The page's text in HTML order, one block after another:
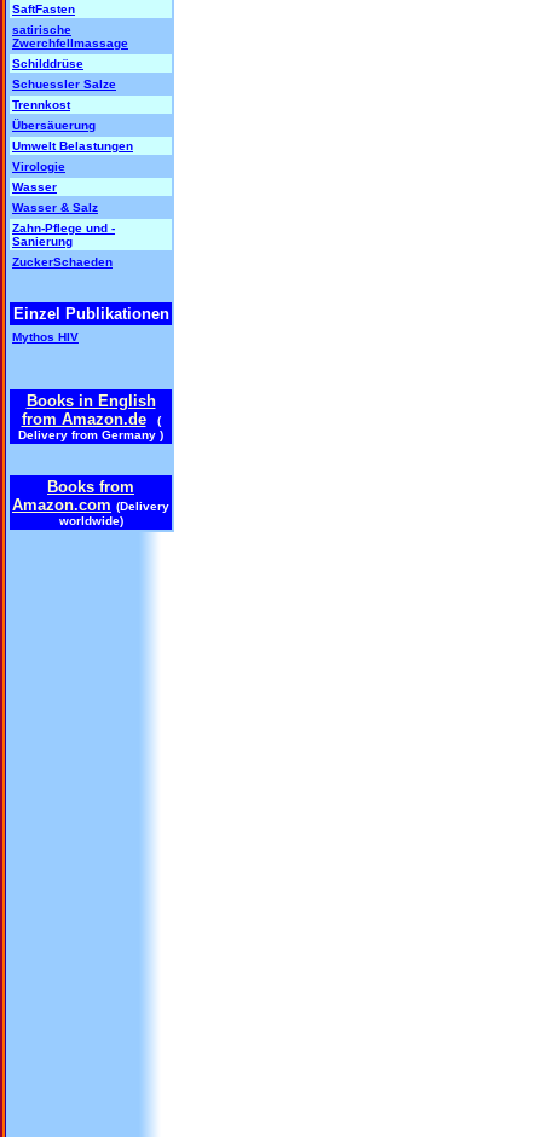
SaftFasten
satirische
Zwerchfellmassage
Schilddrüse
Schuessler Salze
Trennkost
Übersäuerung
Umwelt Belastungen
Virologie
Wasser
Wasser & Salz
Zahn-Pflege und -
Sanierung
ZuckerSchaeden
Einzel Publikationen
Mythos HIV
Books in English
from Amazon.de(
Delivery from Germany )
Books from
Amazon.com (Delivery
worldwide)